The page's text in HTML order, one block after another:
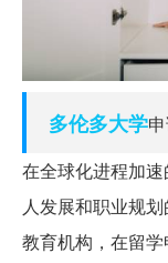
多伦多大学
在全球化进程加
人发展和职业规
教育机构，在留